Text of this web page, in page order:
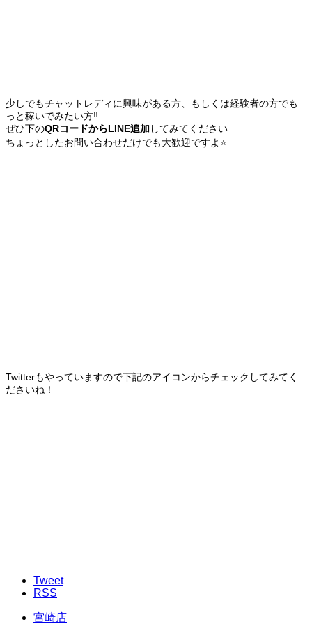
少しでもチャットレディに興味がある方、もしくは経験者の方でも
っと稼いでみたい方‼️
ぜひ下のQRコードからLINE追加してみてください
ちょっとしたお問い合わせだけでも大歓迎ですよ⭐️
Twitterもやっていますので下記のアイコンからチェックしてみてく
ださいね！
Tweet
RSS
宮崎店